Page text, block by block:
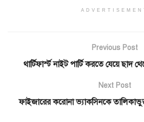
Previous Post
থার্টিফার্স্ট নাইট পার্টি করতে যেয়ে
Next Post
ফাইজারের করোনা ভ্যাকসিনকে